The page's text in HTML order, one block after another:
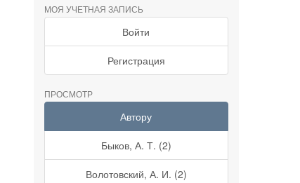
МОЯ УЧЕТНАЯ ЗАПИСЬ
Войти
Регистрация
ПРОСМОТР
Автору
Быков, А. Т. (2)
Волотовский, А. И. (2)